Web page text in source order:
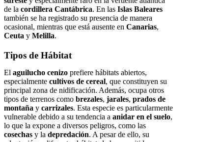
de la cordillera Cantábrica. En las Islas Baleares
también se ha registrado su presencia de manera
ocasional, mientras que está ausente en Canarias,
Ceuta y Melilla.
Tipos de Hábitat
El aguilucho cenizo prefiere hábitats abiertos,
especialmente cultivos de cereal, que constituyen su
principal zona de nidificación. Además, ocupa otros
tipos de terrenos como brezales, jarales, prados de
montaña y carrizales. Esta especie es particularmente
vulnerable debido a su tendencia a anidar en el suelo,
lo que la expone a diversos peligros, como las
cosechas y la depredación. A pesar de ello, su